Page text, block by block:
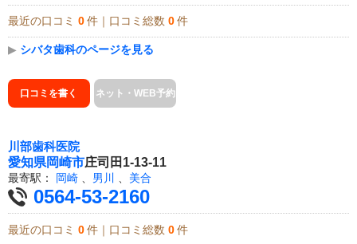
最近の口コミ 0 件｜口コミ総数 0 件
▶ シバタ歯科のページを見る
口コミを書く ネット・WEB予約
川部歯科医院
愛知県岡崎市庄司田1-13-11
最寄駅： 岡崎 、 男川 、 美合
0564-53-2160
最近の口コミ 0 件｜口コミ総数 0 件